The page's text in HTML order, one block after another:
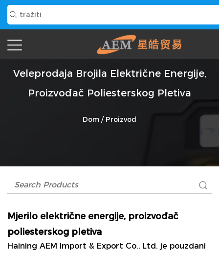
Veleprodaja Brojila Električne Energije,
Proizvođač Poliesterskog Pletiva
Dom / Proizvod
Mjerilo električne energije, proizvođač
poliesterskog pletiva
Haining AEM Import & Export Co., Ltd. je pouzdani